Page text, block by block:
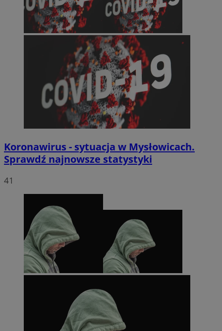
Koronawirus - sytuacja w Mysłowicach.
Sprawdź najnowsze statystyki
41